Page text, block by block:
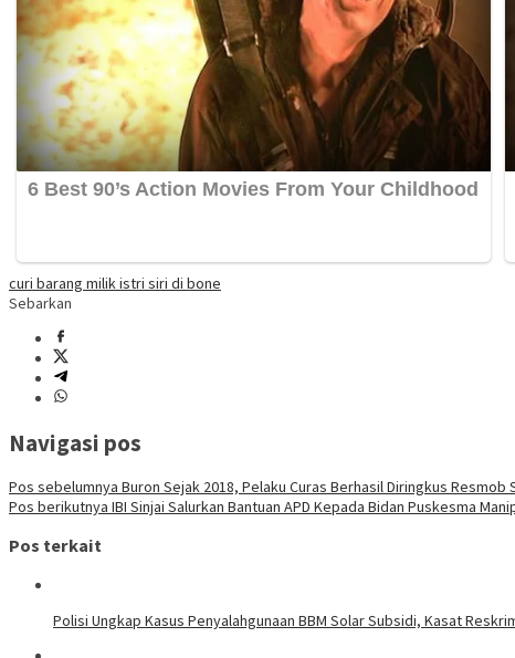
curi barang milik istri siri di bone
Sebarkan
Navigasi pos
Pos sebelumnya Buron Sejak 2018, Pelaku Curas Berhasil Diringkus
Pos berikutnya IBI Sinjai Salurkan Bantuan APD Kepada Bidan Puskesma
Pos terkait
Polisi Ungkap Kasus Penyalahgunaan BBM Solar Subsidi, Kasat